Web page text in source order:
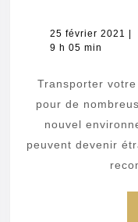
25 février 2021 25
9 h 05 min
Transporter
pour de
nouvel
peuvent devenir